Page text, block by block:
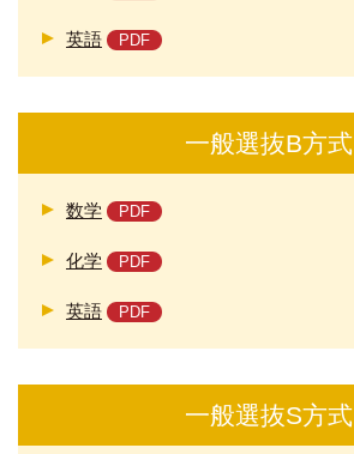
英語
一般選抜B方式
数学
化学
英語
一般選抜S方式